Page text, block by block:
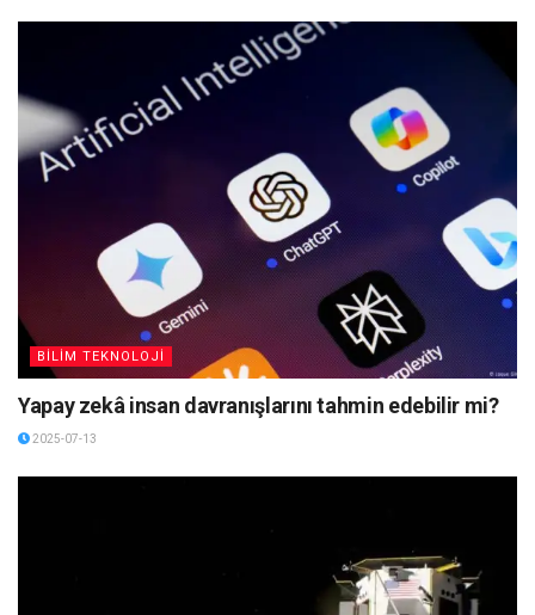
BİLİM TEKNOLOJİ
Yapay zekâ insan davranışlarını tahmin edebilir mi?
2025-07-13